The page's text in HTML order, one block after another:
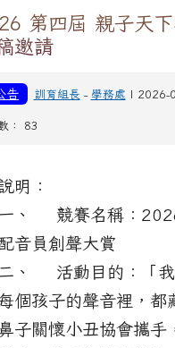
第四屆 親子天
邀請
告 訓育組長 - 學務處 | 2026-
： 83
明：
、 競賽名稱：
音員創聲大賞
、 活動目的：「我
個孩子的聲音裡，都
子關懷小丑協會攜手